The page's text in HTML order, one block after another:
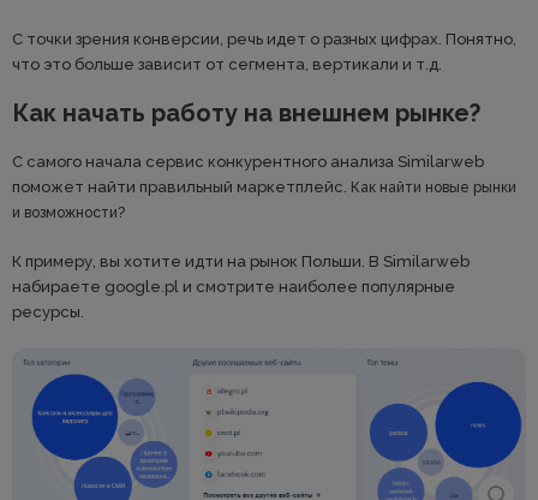
С точки зрения конверсии, речь идет о разных цифрах. Понятно,
что это больше зависит от сегмента, вертикали и т.д.
Как начать работу на внешнем рынке?
С самого начала сервис конкурентного анализа Similarweb
поможет найти правильный маркетплейс. Как найти новые рынки
и возможности?
К примеру, вы хотите идти на рынок Польши. В Similarweb
набираете google.pl и смотрите наиболее популярные
ресурсы.